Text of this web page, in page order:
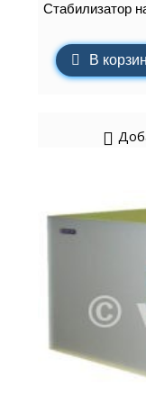
Стабилизатор
В